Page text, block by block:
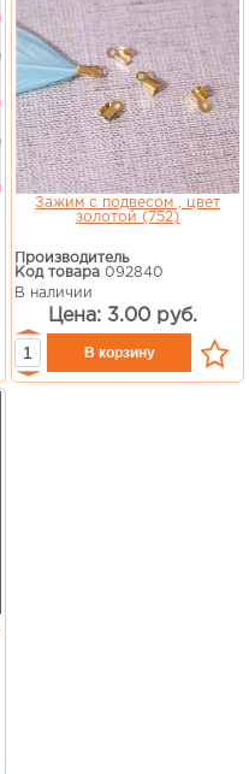
Зажим с подвесом , цвет
золотой (752)
Производитель
Код товара 092840
В наличии
Цена: 3.00 руб.